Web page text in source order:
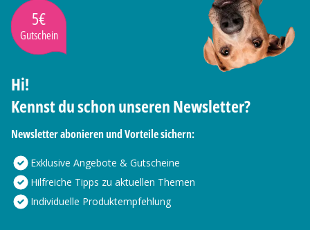
5€
Gutschein
Hi!
Kennst du schon unseren Newsletter?
Newsletter abonieren und Vorteile sichern:
Exklusive Angebote & Gutscheine
Hilfreiche Tipps zu aktuellen Themen
Individuelle Produktempfehlung